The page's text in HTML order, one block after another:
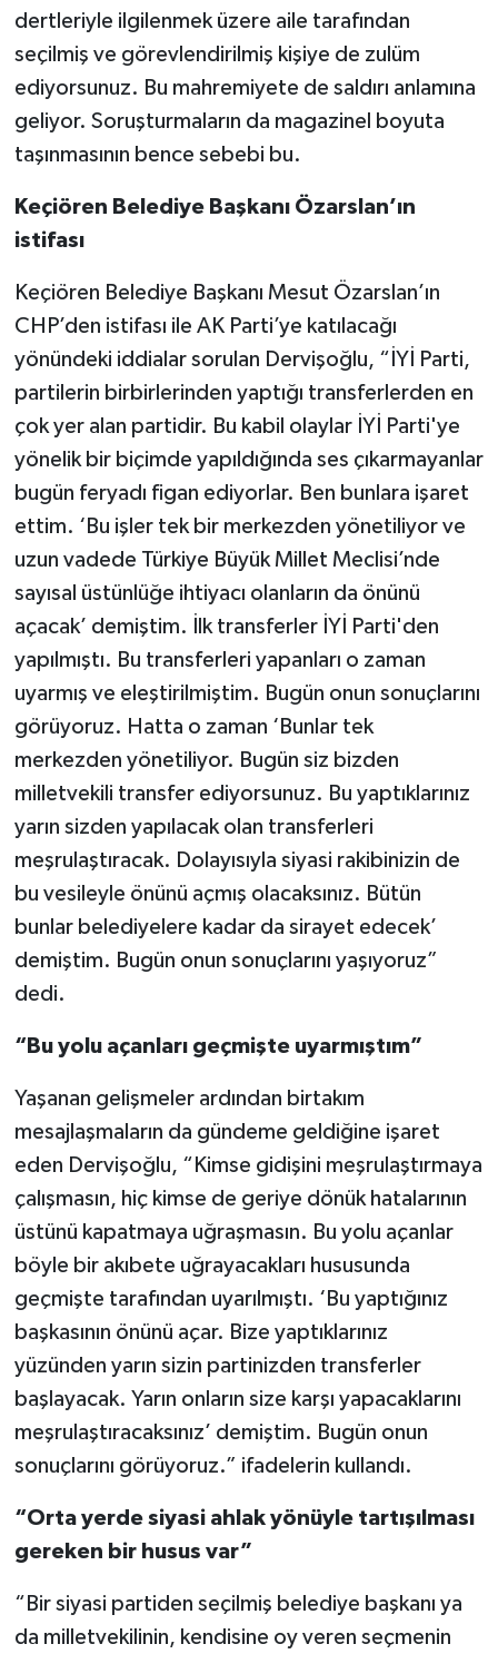
dertleriyle ilgilenmek üzere aile tarafından
seçilmiş ve görevlendirilmiş kişiye de zulüm
ediyorsunuz. Bu mahremiyete de saldırı anlamına
geliyor. Soruşturmaların da magazinel boyuta
taşınmasının bence sebebi bu.
Keçiören Belediye Başkanı Özarslan’ın
istifası
Keçiören Belediye Başkanı Mesut Özarslan’ın
CHP’den istifası ile AK Parti’ye katılacağı
yönündeki iddialar sorulan Dervişoğlu, “İYİ Parti,
partilerin birbirlerinden yaptığı transferlerden en
çok yer alan partidir. Bu kabil olaylar İYİ Parti'ye
yönelik bir biçimde yapıldığında ses çıkarmayanlar
bugün feryadı figan ediyorlar. Ben bunlara işaret
ettim. ‘Bu işler tek bir merkezden yönetiliyor ve
uzun vadede Türkiye Büyük Millet Meclisi’nde
sayısal üstünlüğe ihtiyacı olanların da önünü
açacak’ demiştim. İlk transferler İYİ Parti'den
yapılmıştı. Bu transferleri yapanları o zaman
uyarmış ve eleştirilmiştim. Bugün onun sonuçlarını
görüyoruz. Hatta o zaman ‘Bunlar tek
merkezden yönetiliyor. Bugün siz bizden
milletvekili transfer ediyorsunuz. Bu yaptıklarınız
yarın sizden yapılacak olan transferleri
meşrulaştıracak. Dolayısıyla siyasi rakibinizin de
bu vesileyle önünü açmış olacaksınız. Bütün
bunlar belediyelere kadar da sirayet edecek’
demiştim. Bugün onun sonuçlarını yaşıyoruz”
dedi.
“Bu yolu açanları geçmişte uyarmıştım”
Yaşanan gelişmeler ardından birtakım
mesajlaşmaların da gündeme geldiğine işaret
eden Dervişoğlu, “Kimse gidişini meşrulaştırmaya
çalışmasın, hiç kimse de geriye dönük hatalarının
üstünü kapatmaya uğraşmasın. Bu yolu açanlar
böyle bir akıbete uğrayacakları hususunda
geçmişte tarafından uyarılmıştı. ‘Bu yaptığınız
başkasının önünü açar. Bize yaptıklarınız
yüzünden yarın sizin partinizden transferler
başlayacak. Yarın onların size karşı yapacaklarını
meşrulaştıracaksınız’ demiştim. Bugün onun
sonuçlarını görüyoruz.” ifadelerin kullandı.
“Orta yerde siyasi ahlak yönüyle tartışılması
gereken bir husus var”
“Bir siyasi partiden seçilmiş belediye başkanı ya
da milletvekilinin, kendisine oy veren seçmenin